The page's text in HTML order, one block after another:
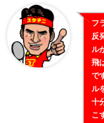
フ
反
ル
飛
で
ル
十
こ